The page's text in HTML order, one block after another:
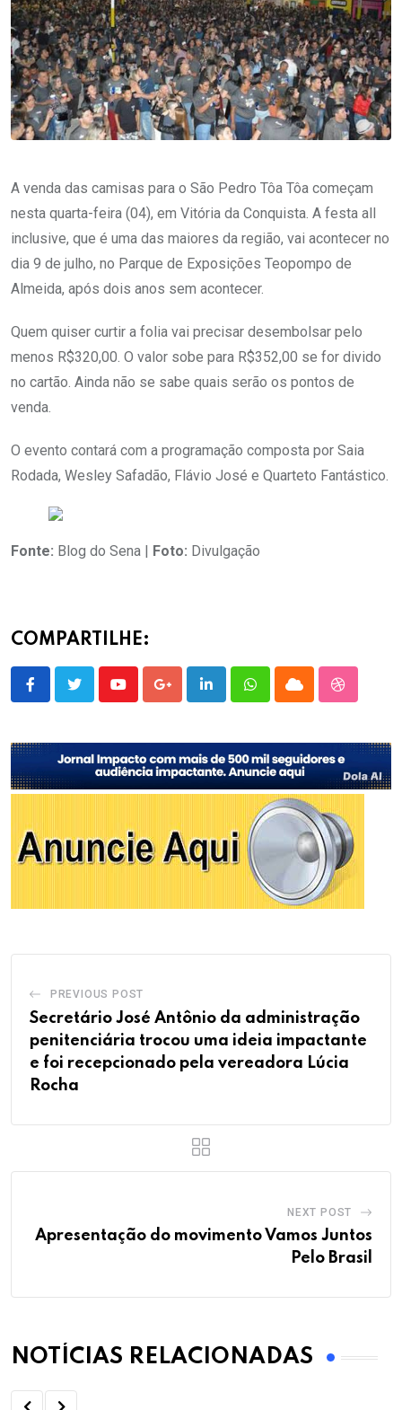
A venda das camisas para o São Pedro Tôa Tôa começam
nesta quarta-feira (04), em Vitória da Conquista. A festa all
inclusive, que é uma das maiores da região, vai acontecer no
dia 9 de julho, no Parque de Exposições Teopompo de
Almeida, após dois anos sem acontecer.
Quem quiser curtir a folia vai precisar desembolsar pelo
menos R$320,00. O valor sobe para R$352,00 se for divido
no cartão. Ainda não se sabe quais serão os pontos de
venda.
O evento contará com a programação composta por Saia
Rodada, Wesley Safadão, Flávio José e Quarteto Fantástico.
Fonte: Blog do Sena | Foto: Divulgação
COMPARTILHE:
YoutubeGoogle+LinkedInWhatsappCloud
PREVIOUS POST
Secretário José Antônio da administração
penitenciária trocou uma ideia impactante
e foi recepcionado pela vereadora Lúcia
Rocha
NEXT POST
Apresentação do movimento Vamos Juntos
Pelo Brasil
NOTÍCIAS RELACIONADAS